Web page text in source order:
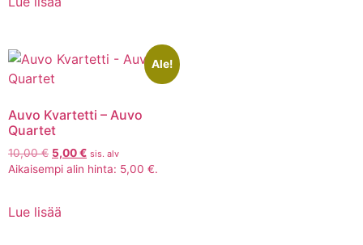
Ale!
Auvo Kvartetti – Auvo
Quartet
10,00€ 5,00€ sis. alv
Aikaisempi alin hinta: 5,00 €.
Lue lisää